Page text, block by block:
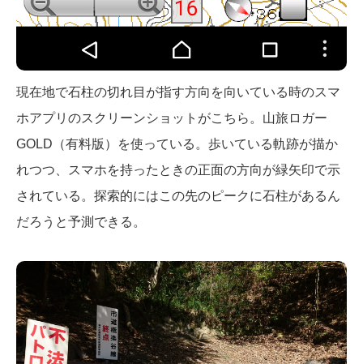
現在地で石柱の切れ目が指す方向を向いている時のスマ
ホアプリのスクリーンショットがこちら。山旅ロガー
GOLD（有料版）を使っている。歩いている軌跡が描か
れつつ、スマホを持ったときの正面の方向が緑矢印で示
されている。探索的にはこの先のピークに石柱があるん
だろうと予測できる。